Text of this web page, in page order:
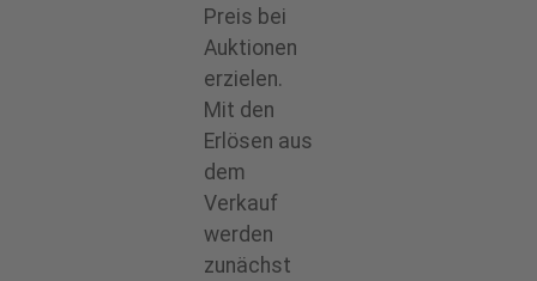
Preis bei
Auktionen
erzielen.
Mit den
Erlösen aus
dem
Verkauf
werden
zunächst